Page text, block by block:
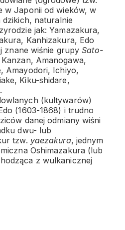
w Japonii od wieków, w
naturalnie
jak: Yamazakura,
Kanhizakura, Edo
znane wiśnie grupySato-
Amanogawa,
Amayodori, Ichiyo,
Kiku-shidare,
(kultywarów)
(1603-1868) i trudno
danej odmiany wiśni
dwu- lub
tzw. yaezakura, jednym
Oshimazakura (lub
z wulkanicznej